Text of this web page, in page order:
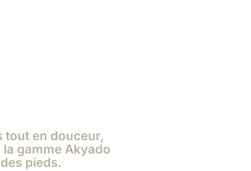
tout en douceur,
gamme Akyado
pieds.